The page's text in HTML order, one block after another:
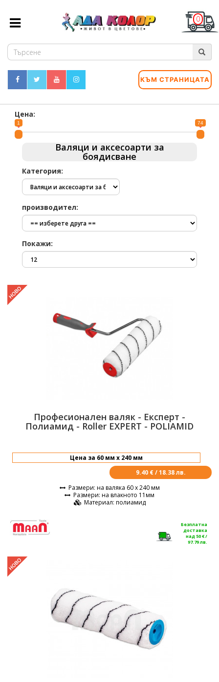
0
КЪМ СТРАНИЦАТА
Цена:
1 74
Валяци и аксесоарти за
боядисване
Категория:
производител:
Покажи:
Професионален валяк - Експерт -
Полиамид - Roller EXPERT - POLIAMID
9.40 € / 18.38 лв.
Размери: на валяка 60 х 240 мм
Размери: на влакното 11мм
Материал: полиамид
Безплатна
доставка
над 50 € /
97.79 лв.